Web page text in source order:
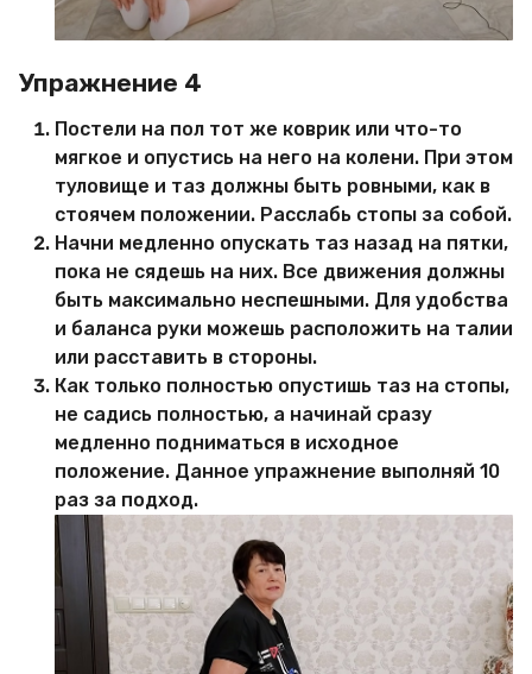
Упражнение 4
Постели на пол тот же коврик или что-то
мягкое и опустись на него на колени. При этом
туловище и таз должны быть ровными, как в
стоячем положении. Расслабь стопы за собой.
Начни медленно опускать таз назад на пятки,
пока не сядешь на них. Все движения должны
быть максимально неспешными. Для удобства
и баланса руки можешь расположить на талии
или расставить в стороны.
Как только полностью опустишь таз на стопы,
не садись полностью, а начинай сразу
медленно подниматься в исходное
положение. Данное упражнение выполняй 10
раз за подход.